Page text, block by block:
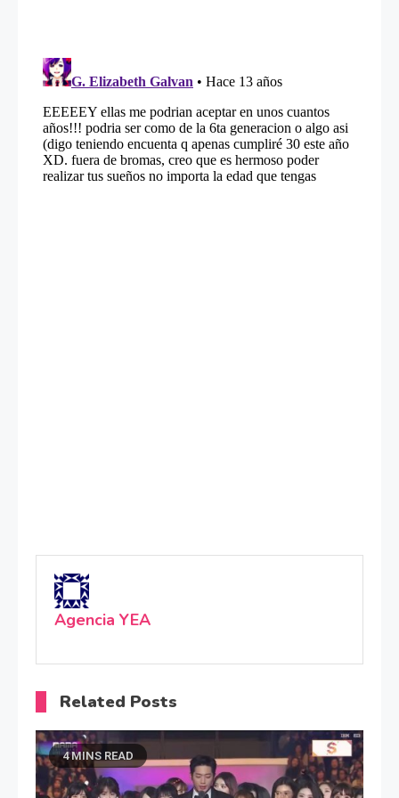
Agencia YEA
Related Posts
4 MINS READ